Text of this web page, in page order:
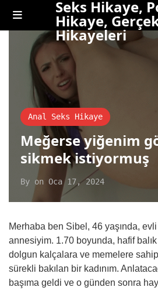
Seks Hikaye,
Hikaye,
Hikayeleri
Anal Seks Hikaye
Meğerse yiğenim
sikmek istiyormuş
By on Oca 17, 2024
Merhaba ben Sibel, 46 yaşında,
annesiyim. 1.70 boyunda, hafif
dolgun kalçalara ve memelere
sürekli bakılan bir kadınım.
başıma geldi ve o günden sonra